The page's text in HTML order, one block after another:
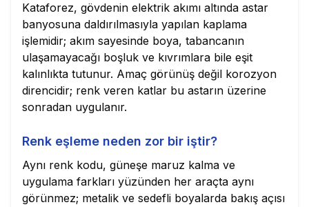
Kataforez, gövdenin elektrik akımı altında astar
banyosuna daldırılmasıyla yapılan kaplama
işlemidir; akım sayesinde boya, tabancanın
ulaşamayacağı boşluk ve kıvrımlara bile eşit
kalınlıkta tutunur. Amaç görünüş değil korozyon
direncidir; renk veren katlar bu astarın üzerine
sonradan uygulanır.
Renk eşleme neden zor bir iştir?
Aynı renk kodu, güneşe maruz kalma ve
uygulama farkları yüzünden her araçta aynı
görünmez; metalik ve sedefli boyalarda bakış açısı